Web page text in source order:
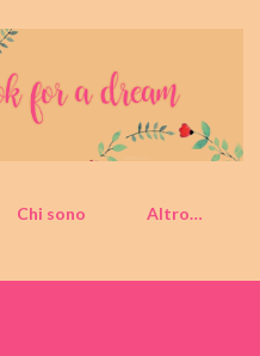
Passa ai contenuti principali
Chi sono Altro…